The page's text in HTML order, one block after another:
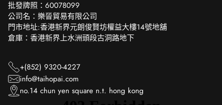
批發牌照：60078099
公司名：樂晉貿易有限公司
門市地址:香港新界元朗俊賢坊權益大樓14號地舖
倉庫：香港新界上水洲頭段古洞路地下
+(852) 9320-4227
info@taihopai.com
no.14 chun yen square n.t. hong kong